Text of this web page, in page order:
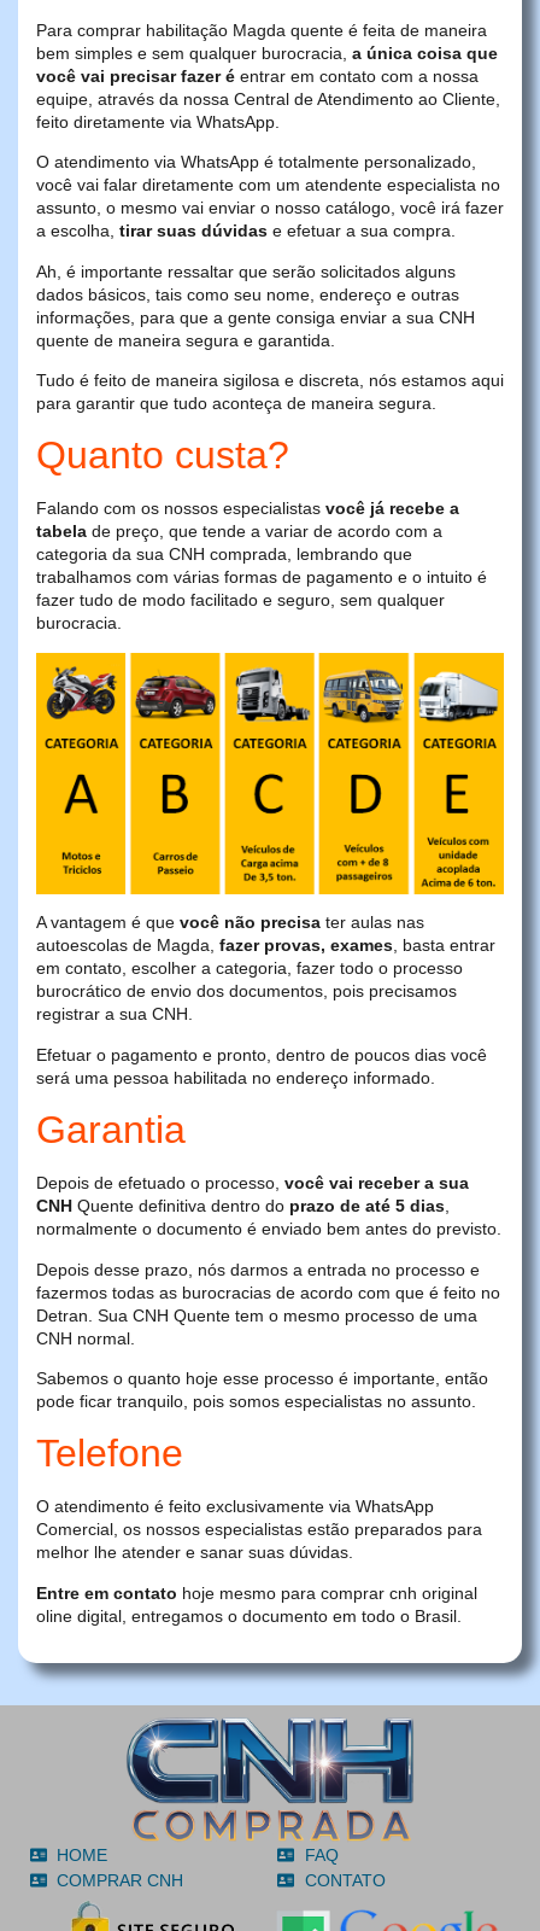
Para comprar habilitação Magda quente é feita de maneira
bem simples e sem qualquer burocracia, a única coisa que
você vai precisar fazer é entrar em contato com a nossa
equipe, através da nossa Central de Atendimento ao Cliente,
feito diretamente via WhatsApp.
O atendimento via WhatsApp é totalmente personalizado,
você vai falar diretamente com um atendente especialista no
assunto, o mesmo vai enviar o nosso catálogo, você irá fazer
a escolha, tirar suas dúvidas e efetuar a sua compra.
Ah, é importante ressaltar que serão solicitados alguns
dados básicos, tais como seu nome, endereço e outras
informações, para que a gente consiga enviar a sua CNH
quente de maneira segura e garantida.
Tudo é feito de maneira sigilosa e discreta, nós estamos aqui
para garantir que tudo aconteça de maneira segura.
Quanto custa?
Falando com os nossos especialistas você já recebe a
tabela de preço, que tende a variar de acordo com a
categoria da sua CNH comprada, lembrando que
trabalhamos com várias formas de pagamento e o intuito é
fazer tudo de modo facilitado e seguro, sem qualquer
burocracia.
A vantagem é que você não precisa ter aulas nas
autoescolas de Magda, fazer provas, exames, basta entrar
em contato, escolher a categoria, fazer todo o processo
burocrático de envio dos documentos, pois precisamos
registrar a sua CNH.
Efetuar o pagamento e pronto, dentro de poucos dias você
será uma pessoa habilitada no endereço informado.
Garantia
Depois de efetuado o processo, você vai receber a sua
CNH Quente definitiva dentro do prazo de até 5 dias,
normalmente o documento é enviado bem antes do previsto.
Depois desse prazo, nós darmos a entrada no processo e
fazermos todas as burocracias de acordo com que é feito no
Detran. Sua CNH Quente tem o mesmo processo de uma
CNH normal.
Sabemos o quanto hoje esse processo é importante, então
pode ficar tranquilo, pois somos especialistas no assunto.
Telefone
O atendimento é feito exclusivamente via WhatsApp
Comercial, os nossos especialistas estão preparados para
melhor lhe atender e sanar suas dúvidas.
Entre em contato hoje mesmo para comprar cnh original
oline digital, entregamos o documento em todo o Brasil.
HOME
COMPRAR CNH
FAQ
CONTATO